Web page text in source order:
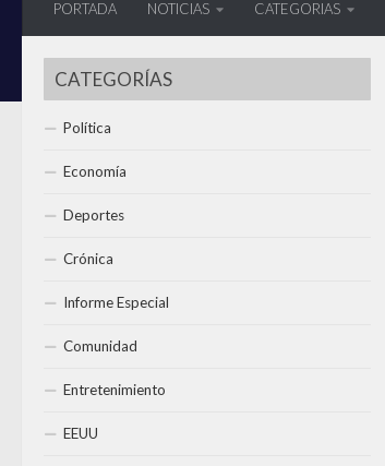
PORTADA NOTICIAS CATEGORIAS
CATEGORÍAS
Política
Economía
Deportes
Crónica
Informe Especial
Comunidad
Entretenimiento
EEUU